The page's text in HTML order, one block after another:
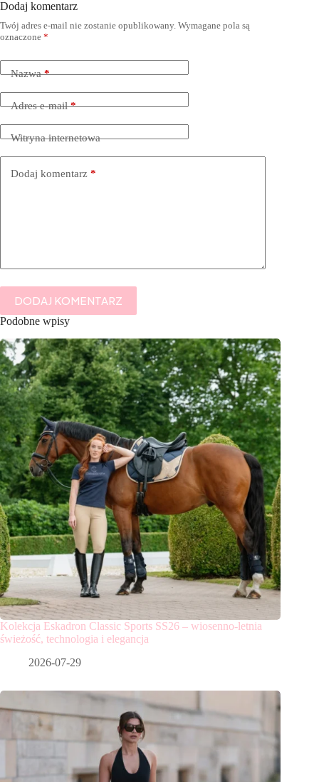
Dodaj komentarz
Twój adres e-mail nie zostanie opublikowany. Wymagane pola są
oznaczone *
Nazwa*
Adres e-mail*
Witryna internetowa
Dodaj komentarz *
DODAJ KOMENTARZ
Podobne wpisy
Kolekcja Eskadron Classic Sports SS26 – wiosenno-letnia
świeżość, technologia i elegancja
2026-07-29